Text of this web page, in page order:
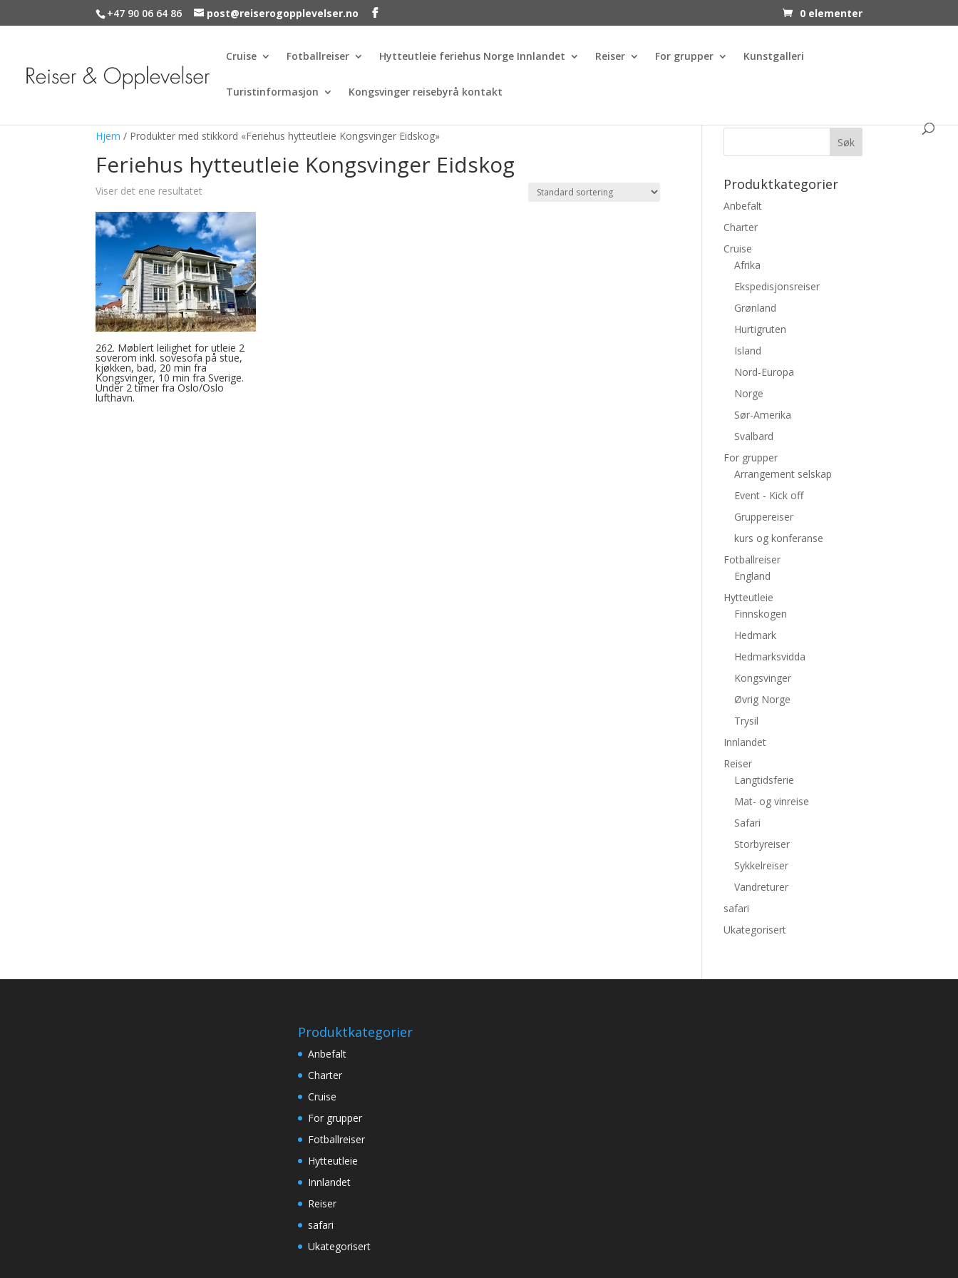
+47 90 06 64 86 post@reiserogopplevelser.no 0 elementer
Cruise Fotballreiser Hytteutleie feriehus Norge Innlandet Reiser For grupper Kunstgalleri
Turistinformasjon Kongsvinger reisebyrå kontakt
Hjem / Produkter med stikkord «Feriehus hytteutleie Kongsvinger Eidskog»
Feriehus hytteutleie Kongsvinger Eidskog
Viser det ene resultatet
262. Møblert leilighet for utleie 2
soverom inkl. sovesofa på stue,
kjøkken, bad, 20 min fra
Kongsvinger, 10 min fra Sverige.
Under 2 timer fra Oslo/Oslo
lufthavn.
Produktkategorier
Anbefalt
Charter
Cruise
Afrika
Ekspedisjonsreiser
Grønland
Hurtigruten
Island
Nord-Europa
Norge
Sør-Amerika
Svalbard
For grupper
Arrangement selskap
Event - Kick off
Gruppereiser
kurs og konferanse
Fotballreiser
England
Hytteutleie
Finnskogen
Hedmark
Hedmarksvidda
Kongsvinger
Øvrig Norge
Trysil
Innlandet
Reiser
Langtidsferie
Mat- og vinreise
Safari
Storbyreiser
Sykkelreiser
Vandreturer
safari
Ukategorisert
Produktkategorier
Anbefalt
Charter
Cruise
For grupper
Fotballreiser
Hytteutleie
Innlandet
Reiser
safari
Ukategorisert